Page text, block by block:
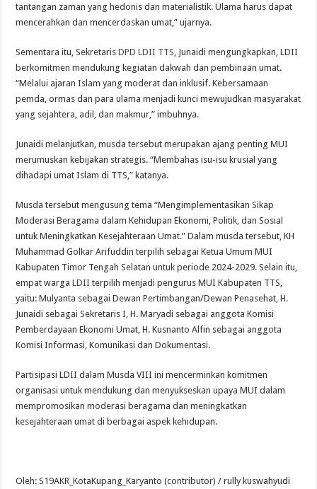
tantangan zaman yang hedonis dan materialistik. Ulama harus dapat
mencerahkan dan mencerdaskan umat,” ujarnya.
Sementara itu, SekretarisDPD LDII TTS , Junaidi mengungkapkan, LDII
berkomitmen mendukung kegiatan dakwah dan pembinaan umat.
“Melalui ajaran Islam yang moderat dan inklusif. Kebersamaan
pemda, ormas dan para ulama menjadi kunci mewujudkan masyarakat
yang sejahtera, adil, dan makmur,” imbuhnya.
Junaidi melanjutkan, musda tersebut merupakan ajang penting MUI
merumuskan kebijakan strategis. “Membahas isu-isu krusial yang
dihadapi umat Islam di TTS,” katanya.
Musda tersebut mengusung tema “Mengimplementasikan Sikap
Moderasi Beragama dalam Kehidupan Ekonomi, Politik, dan Sosial
untuk Meningkatkan Kesejahteraan Umat.” Dalam musda tersebut, KH
Muhammad Golkar Arifuddin terpilih sebagai Ketua Umum MUI
Kabupaten Timor Tengah Selatan untuk periode 2024-2029. Selain itu,
empat wargaLDIIterpilih menjadi pengurus MUI Kabupaten TTS,
yaitu: Mulyanta sebagai Dewan Pertimbangan/Dewan Penasehat, H.
Junaidi sebagai Sekretaris I, H. Maryadi sebagai anggota Komisi
Pemberdayaan Ekonomi Umat, H. Kusnanto Alfin sebagai anggota
Komisi Informasi, Komunikasi dan Dokumentasi.
Partisipasi LDII dalam Musda VIII ini mencerminkan komitmen
organisasi untuk mendukung dan menyukseskan upaya MUI dalam
mempromosikan moderasi beragama dan meningkatkan
kesejahteraan umat di berbagai aspek kehidupan.
Oleh: S19AKR_KotaKupang_Karyanto (contributor) / rully kuswahyudi